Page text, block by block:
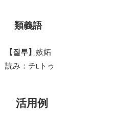
類義語
【질투】 嫉妬
読み：チ
トゥ
活用例